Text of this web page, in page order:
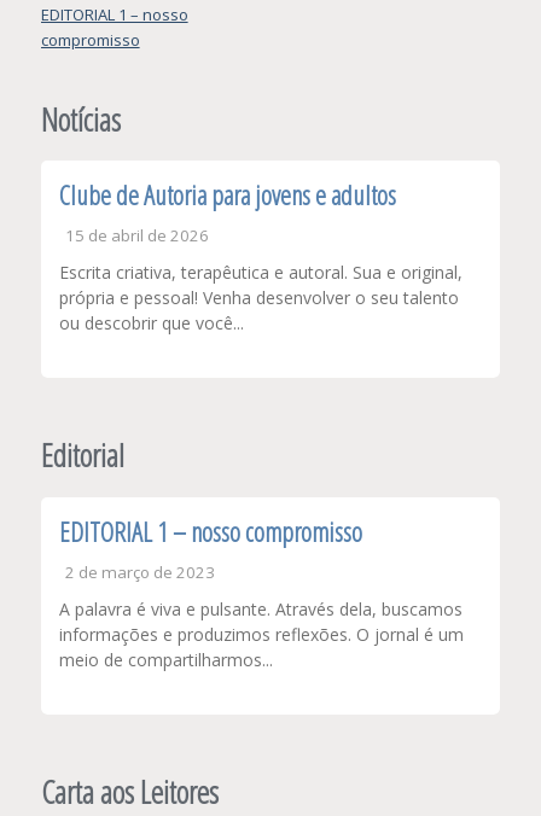
Navegação
de
Post
EDITORIAL 1 – nosso
compromisso
Notícias
Clube de Autoria para jovens e adultos
15 de abril de 2026
Escrita criativa, terapêutica e autoral. Sua e original,
própria e pessoal! Venha desenvolver o seu talento
ou descobrir que você...
Editorial
EDITORIAL 1 – nosso compromisso
2 de março de 2023
A palavra é viva e pulsante. Através dela, buscamos
informações e produzimos reflexões. O jornal é um
meio de compartilharmos...
Carta aos Leitores